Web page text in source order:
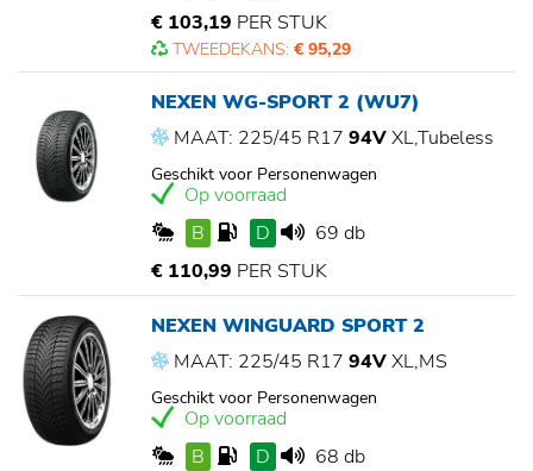
€ 103,19 PER STUK
TWEEDEKANS: € 95,29
NEXEN WG-SPORT 2 (WU7)
MAAT: 225/45 R17 94VXL,Tubeless
Geschikt voor Personenwagen
Op voorraad
B
D
69 db
€ 110,99 PER STUK
NEXEN WINGUARD SPORT 2
MAAT: 225/45 R17 94VXL,MS
Geschikt voor Personenwagen
Op voorraad
B
D
68 db